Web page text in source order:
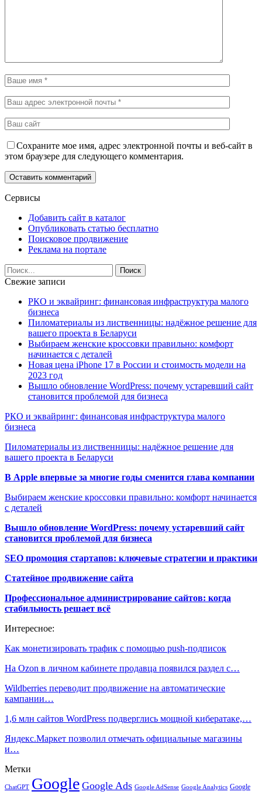
Сохраните мое имя, адрес электронной почты и веб-сайт в
этом браузере для следующего комментария.
Сервисы
Добавить сайт в каталог
Опубликовать статью бесплатно
Поисковое продвижение
Реклама на портале
Свежие записи
РКО и эквайринг: финансовая инфраструктура малого
бизнеса
Пиломатериалы из лиственницы: надёжное решение для
вашего проекта в Беларуси
Выбираем женские кроссовки правильно: комфорт
начинается с деталей
Новая цена iPhone 17 в России и стоимость модели на
2023 год
Вышло обновление WordPress: почему устаревший сайт
становится проблемой для бизнеса
РКО и эквайринг: финансовая инфраструктура малого
бизнеса
Пиломатериалы из лиственницы: надёжное решение для
вашего проекта в Беларуси
В Apple впервые за многие годы сменится глава компании
Выбираем женские кроссовки правильно: комфорт начинается
с деталей
Вышло обновление WordPress: почему устаревший сайт
становится проблемой для бизнеса
SEO промоция стартапов: ключевые стратегии и практики
Статейное продвижение сайта
Профессиональное администрирование сайтов: когда
стабильность решает всё
Интересное:
Как монетизировать трафик с помощью push-подписок
На Ozon в личном кабинете продавца появился раздел с…
Wildberries переводит продвижение на автоматические
кампании…
1,6 млн сайтов WordPress подверглись мощной кибератаке,…
Яндекс.Маркет позволил отмечать официальные магазины
и…
Метки
ChatGPT Google Google Ads Google AdSense Google Analytics Google